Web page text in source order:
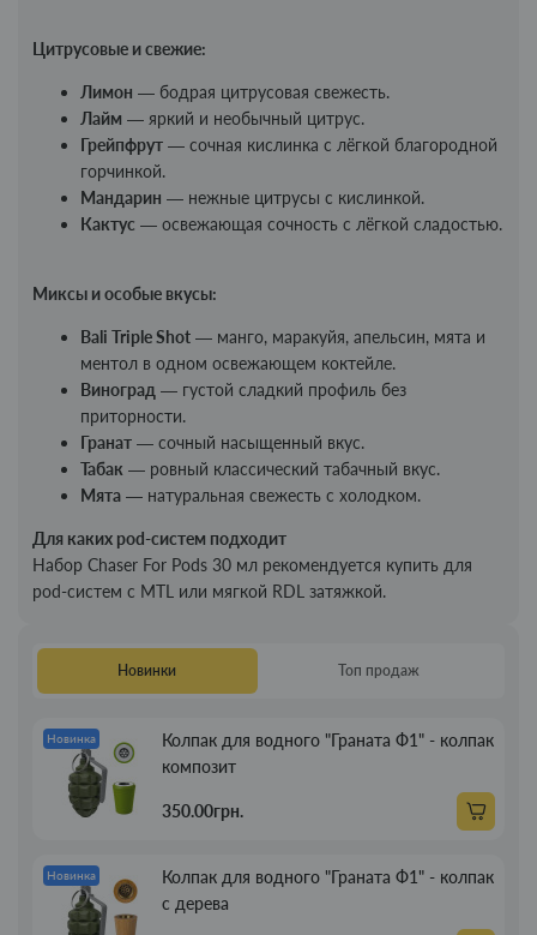
Цитрусовые и свежие:
Лимон — бодрая цитрусовая свежесть.
Лайм — яркий и необычный цитрус.
Грейпфрут — сочная кислинка с лёгкой благородной
горчинкой.
Мандарин — нежные цитрусы с кислинкой.
Кактус — освежающая сочность с лёгкой сладостью.
Миксы и особые вкусы:
Bali Triple Shot — манго, маракуйя, апельсин, мята и
ментол в одном освежающем коктейле.
Виноград — густой сладкий профиль без
приторности.
Гранат — сочный насыщенный вкус.
Табак — ровный классический табачный вкус.
Мята — натуральная свежесть с холодком.
Для каких pod-систем подходит
Набор Chaser For Pods 30 мл рекомендуется купить для
pod-систем с MTL или мягкой RDL затяжкой.
Новинки Топ продаж
Новинка
Колпак для водного "Граната Ф1" - колпак
композит
350.00грн.
Новинка
Колпак для водного "Граната Ф1" - колпак
с дерева